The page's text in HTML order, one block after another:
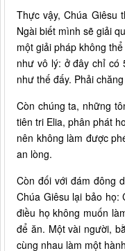
Thực vậy, Chúa Giêsu
Ngài biết mình sẽ giải
một giải pháp không
như vô lý: ở đây chỉ có
như thế đấy. Phải
Còn chúng ta, những
tiên tri Elia, phân phát
nên không làm được
an lòng.
Còn đối với đám đông
Chúa Giêsu lại bảo họ:
điều họ không muốn
để ăn. Một vài người,
cùng nhau làm một